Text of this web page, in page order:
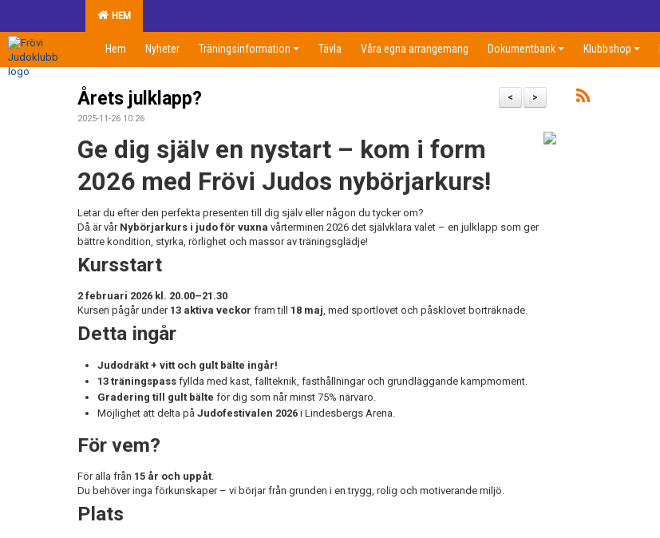
HEM
Hem Nyheter Träningsinformation Tävla Våra egna arrangemang Dokumentbank Klubbshop
>
<
Årets julklapp?
2025-11-26 10:26
Ge dig själv en nystart – kom i form
2026 med Frövi Judos nybörjarkurs!
Letar du efter den perfekta presenten till dig själv eller någon du tycker om?
Då är vår Nybörjarkurs i judo för vuxna vårterminen 2026 det självklara valet – en julklapp som ger
bättre kondition, styrka, rörlighet och massor av träningsglädje!
Kursstart
2 februari 2026 kl. 20.00–21.30
Kursen pågår under 13 aktiva veckor fram till 18 maj, med sportlovet och påsklovet borträknade.
Detta ingår
Judodräkt + vitt och gult bälte ingår!
13 träningspass fyllda med kast, fallteknik, fasthållningar och grundläggande kampmoment.
Gradering till gult bälte för dig som når minst 75% närvaro.
Möjlighet att delta på Judofestivalen 2026 i Lindesbergs Arena.
För vem?
För alla från 15 år och uppåt.
Du behöver inga förkunskaper – vi börjar från grunden i en trygg, rolig och motiverande miljö.
Plats